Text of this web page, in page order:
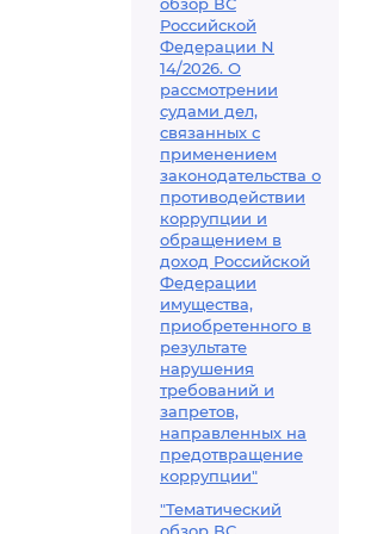
Российской
Федерации N
14/2026. О
рассмотрении
судами дел,
связанных с
применением
законодательства о
противодействии
коррупции и
обращением в
доход Российской
Федерации
имущества,
приобретенного в
результате
нарушения
требований и
запретов,
направленных на
предотвращение
коррупции"
"Тематический